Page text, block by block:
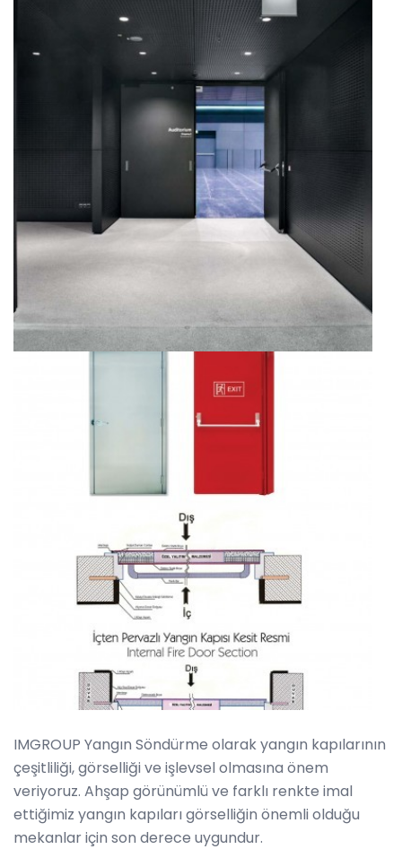
IMGROUP Yangın Söndürme olarak yangın kapılarının
çeşitliliği, görselliği ve işlevsel olmasına önem
veriyoruz. Ahşap görünümlü ve farklı renkte imal
ettiğimiz yangın kapıları görselliğin önemli olduğu
mekanlar için son derece uygundur.